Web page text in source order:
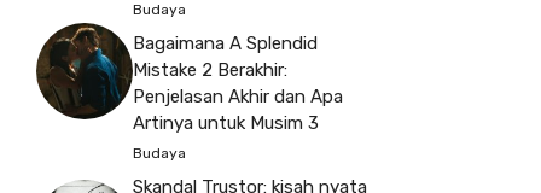
Budaya
Bagaimana A Splendid
Mistake 2 Berakhir:
Penjelasan Akhir dan Apa
Artinya untuk Musim 3
Budaya
Skandal Trustor: kisah nyata